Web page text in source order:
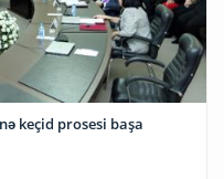
keçid prosesi başa